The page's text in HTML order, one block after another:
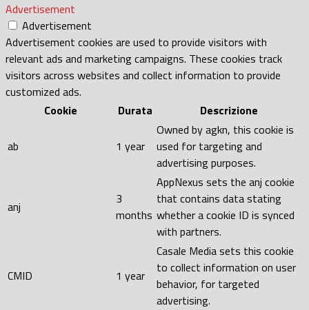
Advertisement
Advertisement
Advertisement cookies are used to provide visitors with
relevant ads and marketing campaigns. These cookies track
visitors across websites and collect information to provide
customized ads.
Cookie
Durata Descrizione
ab 1 year
Owned by agkn, this cookie is
used for targeting and
advertising purposes.
anj
3
months
AppNexus sets the anj cookie
that contains data stating
whether a cookie ID is synced
with partners.
CMID 1 year
Casale Media sets this cookie
to collect information on user
behavior, for targeted
advertising.